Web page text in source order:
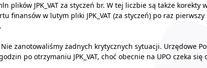
plików JPK_VAT za styczeń br. W tej liczbie są także korekty
finansów w lutym pliki JPK_VAT (za styczeń) po raz pierwszy
zanotowaliśmy żadnych krytycznych sytuacji. Urzędowe
po otrzymaniu JPK_VAT, choć obecnie na UPO czeka